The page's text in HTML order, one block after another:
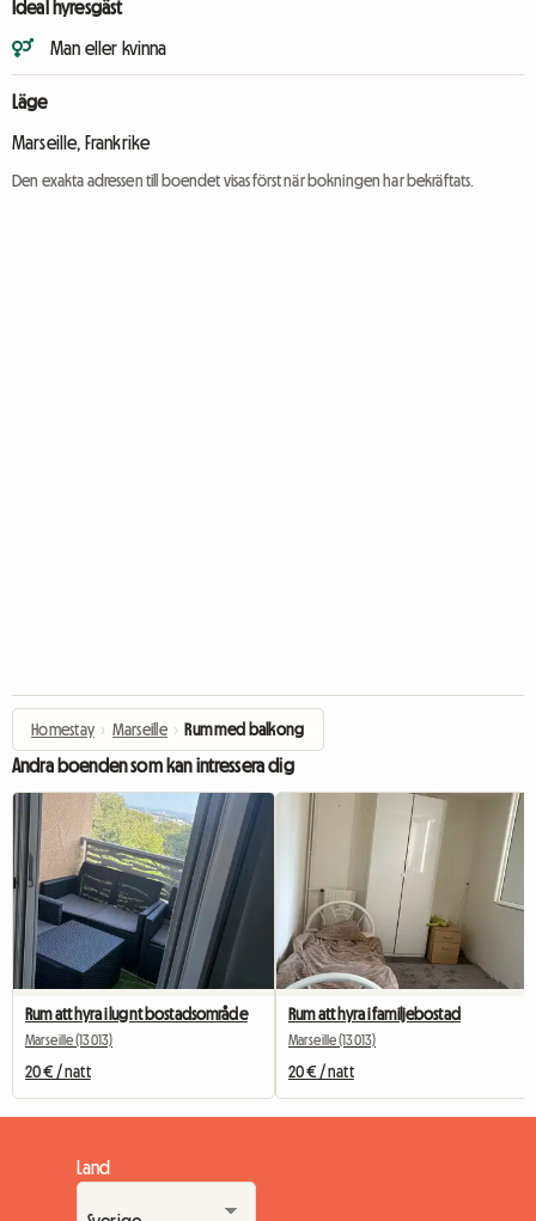
Ideal hyresgäst
Man eller kvinna
Läge
Marseille, Frankrike
Den exakta adressen till boendet visas först när bokningen har bekräftats.
Homestay › Marseille › Rum med balkong
Andra boenden som kan intressera dig
Rum att hyra i lugnt bostadsområde
Marseille (13013)
20 € / natt
Rum att hyra i familjebostad
Marseille (13013)
20 € / natt
Land